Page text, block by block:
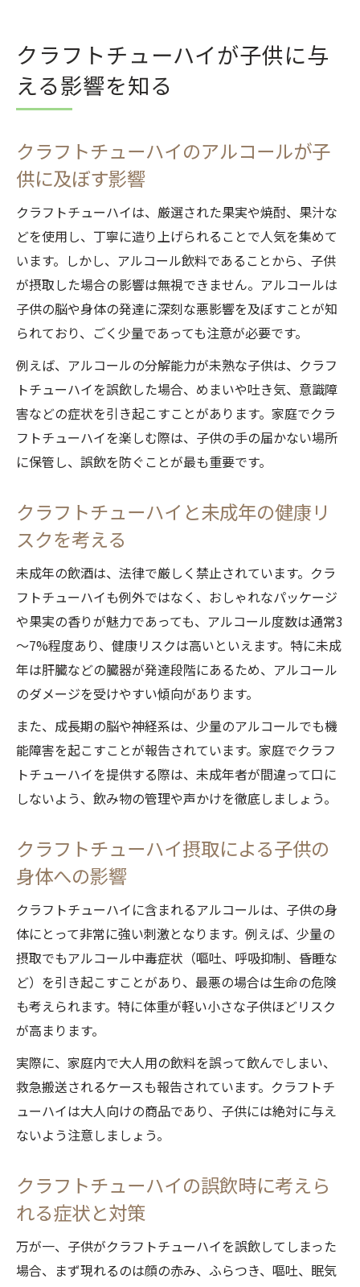
クラフトチューハイが子供に与
える影響を知る
クラフトチューハイのアルコールが子
供に及ぼす影響
クラフトチューハイは、厳選された果実や焼酎、果汁な
どを使用し、丁寧に造り上げられることで人気を集めて
います。しかし、アルコール飲料であることから、子供
が摂取した場合の影響は無視できません。アルコールは
子供の脳や身体の発達に深刻な悪影響を及ぼすことが知
られており、ごく少量であっても注意が必要です。
例えば、アルコールの分解能力が未熟な子供は、クラフ
トチューハイを誤飲した場合、めまいや吐き気、意識障
害などの症状を引き起こすことがあります。家庭でクラ
フトチューハイを楽しむ際は、子供の手の届かない場所
に保管し、誤飲を防ぐことが最も重要です。
クラフトチューハイと未成年の健康リ
スクを考える
未成年の飲酒は、法律で厳しく禁止されています。クラ
フトチューハイも例外ではなく、おしゃれなパッケージ
や果実の香りが魅力であっても、アルコール度数は通常3
～7%程度あり、健康リスクは高いといえます。特に未成
年は肝臓などの臓器が発達段階にあるため、アルコール
のダメージを受けやすい傾向があります。
また、成長期の脳や神経系は、少量のアルコールでも機
能障害を起こすことが報告されています。家庭でクラフ
トチューハイを提供する際は、未成年者が間違って口に
しないよう、飲み物の管理や声かけを徹底しましょう。
クラフトチューハイ摂取による子供の
身体への影響
クラフトチューハイに含まれるアルコールは、子供の身
体にとって非常に強い刺激となります。例えば、少量の
摂取でもアルコール中毒症状（嘔吐、呼吸抑制、昏睡な
ど）を引き起こすことがあり、最悪の場合は生命の危険
も考えられます。特に体重が軽い小さな子供ほどリスク
が高まります。
実際に、家庭内で大人用の飲料を誤って飲んでしまい、
救急搬送されるケースも報告されています。クラフトチ
ューハイは大人向けの商品であり、子供には絶対に与え
ないよう注意しましょう。
クラフトチューハイの誤飲時に考えら
れる症状と対策
万が一、子供がクラフトチューハイを誤飲してしまった
場合、まず現れるのは顔の赤み、ふらつき、嘔吐、眠気